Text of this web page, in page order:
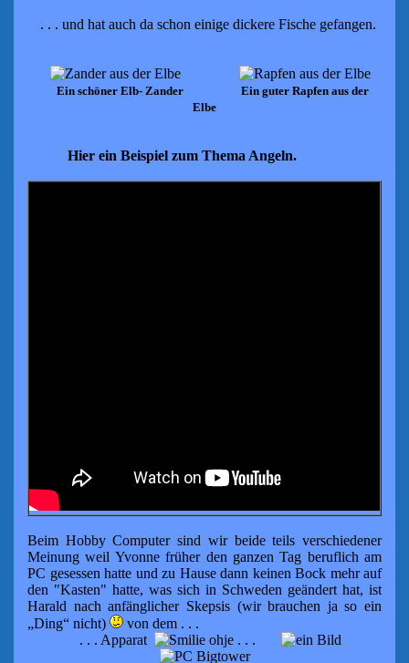
. . . und hat auch da schon einige dickere Fische gefangen.
Ein schöner Elb- Zander Ein guter Rapfen aus der
Elbe
Hier ein Beispiel zum Thema Angeln.
Beim Hobby Computer sind wir beide teils verschiedener
Meinung weil Yvonne früher den ganzen Tag beruflich am
PC gesessen hatte und zu Hause dann keinen Bock mehr auf
den "Kasten" hatte, was sich in Schweden geändert hat, ist
Harald nach anfänglicher Skepsis (wir brauchen ja so ein
„Ding“ nicht)
von dem . . .
. . . Apparat
. . .